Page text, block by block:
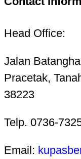
Head Office:
Jalan
Pracetak,
38223
Telp. 0736-
Email: